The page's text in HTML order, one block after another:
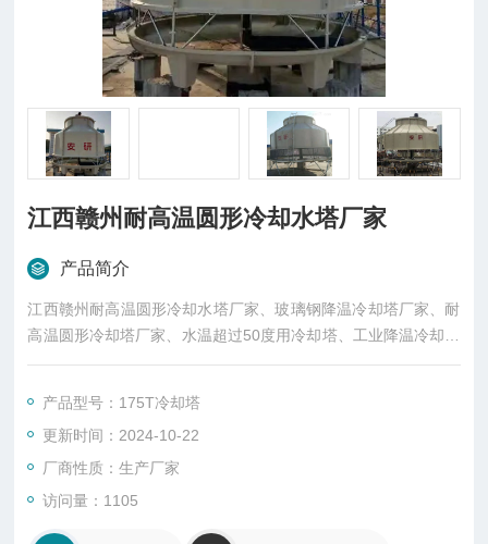
江西赣州耐高温圆形冷却水塔厂家
产品简介
江西赣州耐高温圆形冷却水塔厂家、玻璃钢降温冷却塔厂家、耐
高温圆形冷却塔厂家、水温超过50度用冷却塔、工业降温冷却塔
厂家、江西冷却塔报价、江西赣州冷却塔报价、赣州圆形冷却塔
耐高温冷却水塔厂家直销。安研牌冷却塔厂家
产品型号：175T冷却塔
更新时间：2024-10-22
厂商性质：生产厂家
访问量：1105